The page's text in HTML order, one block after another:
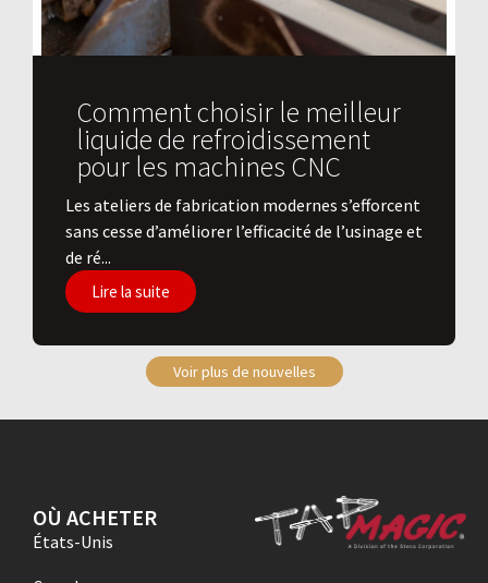
Comment choisir le meilleur
liquide de refroidissement
pour les machines CNC
Les ateliers de fabrication modernes s’efforcent
sans cesse d’améliorer l’efficacité de l’usinage et
de ré...
Lire la suite
Voir plus de nouvelles
OÙ ACHETER
États-Unis